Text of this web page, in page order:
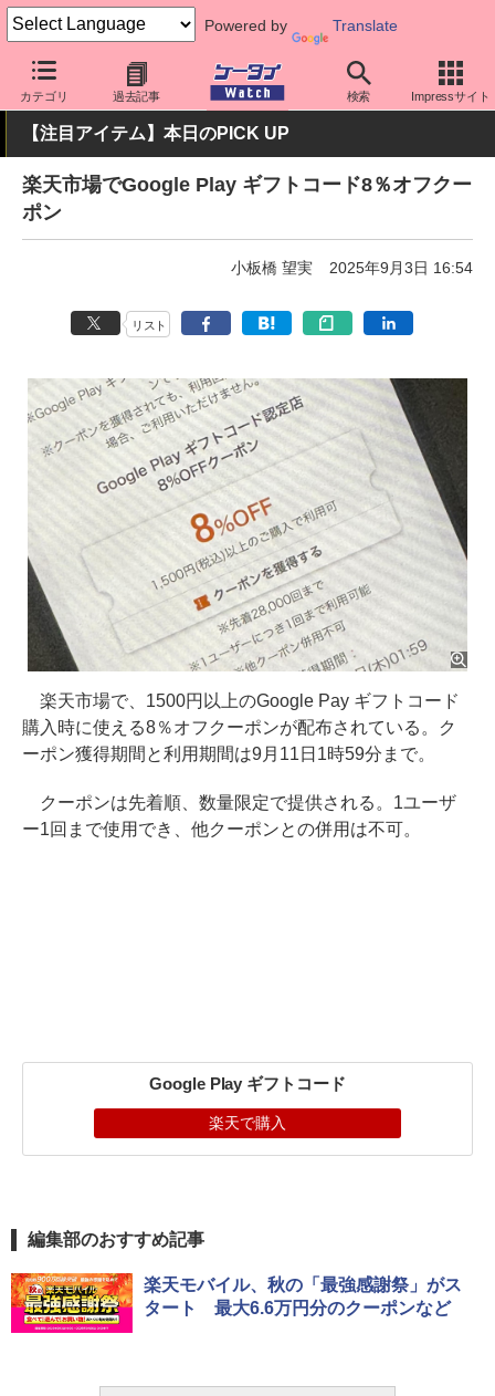
Powered by Translate
カテゴリ 過去記事 検索 Impressサイト
ケータイ Watch アプリ・サービス
【注目アイテム】本日のPICK UP
楽天市場でGoogle Play ギフトコード8％オフクー
ポン
小板橋 望実 2025年9月3日 16:54
リスト
楽天市場で、1500円以上のGoogle Pay ギフトコード
購入時に使える8％オフクーポンが配布されている。ク
ーポン獲得期間と利用期間は9月11日1時59分まで。
クーポンは先着順、数量限定で提供される。1ユーザ
ー1回まで使用でき、他クーポンとの併用は不可。
Google Play ギフトコード
楽天で購入
編集部のおすすめ記事
楽天モバイル、秋の「最強感謝祭」がス
タート 最大6.6万円分のクーポンなど